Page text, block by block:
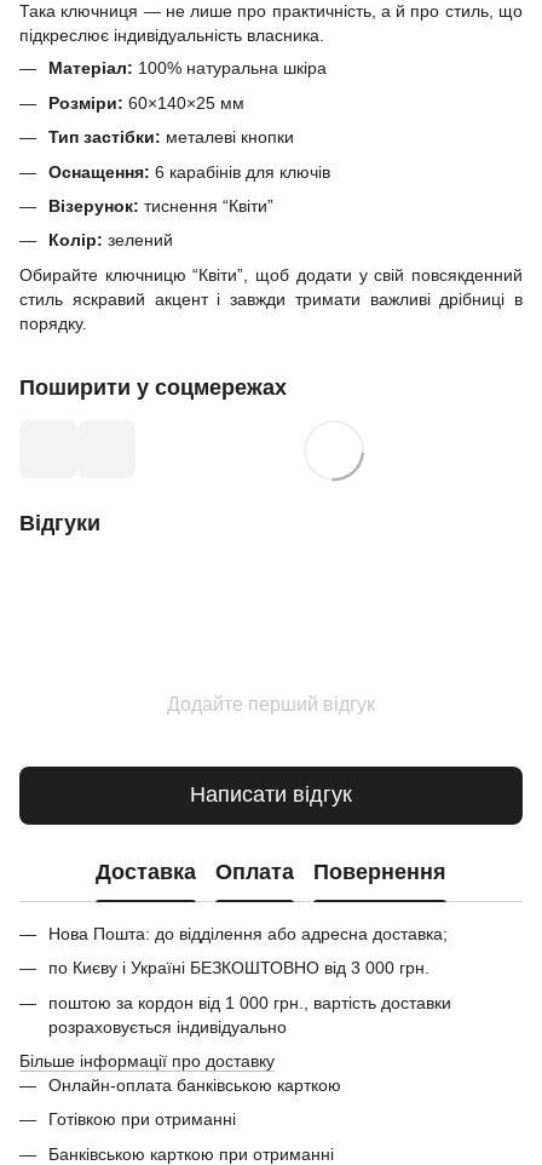
Така ключниця — не лише про практичність, а й про стиль, що
підкреслює індивідуальність власника.
Матеріал: 100% натуральна шкіра
Розміри: 60×140×25 мм
Тип застібки: металеві кнопки
Оснащення: 6 карабінів для ключів
Візерунок: тиснення “Квіти”
Колір: зелений
Обирайте ключницю “Квіти”, щоб додати у свій повсякденний
стиль яскравий акцент і завжди тримати важливі дрібниці в
порядку.
Поширити у соцмережах
Відгуки
Додайте перший відгук
Написати відгук
Доставка Оплата Повернення
Нова Пошта: до відділення або адресна доставка;
по Києву і Україні БЕЗКОШТОВНО від 3 000 грн.
поштою за кордон від 1 000 грн., вартість доставки
розраховується індивідуально
Більше інформації про доставку
Онлайн-оплата банківською карткою
Готівкою при отриманні
Банківською карткою при отриманні